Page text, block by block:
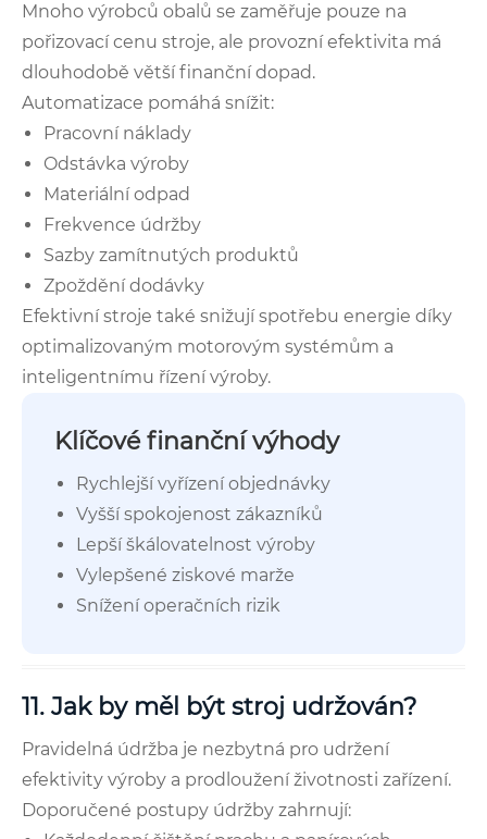
Mnoho výrobců obalů se zaměřuje pouze na
pořizovací cenu stroje, ale provozní efektivita má
dlouhodobě větší finanční dopad.
Automatizace pomáhá snížit:
Pracovní náklady
Odstávka výroby
Materiální odpad
Frekvence údržby
Sazby zamítnutých produktů
Zpoždění dodávky
Efektivní stroje také snižují spotřebu energie díky
optimalizovaným motorovým systémům a
inteligentnímu řízení výroby.
Klíčové finanční výhody
Rychlejší vyřízení objednávky
Vyšší spokojenost zákazníků
Lepší škálovatelnost výroby
Vylepšené ziskové marže
Snížení operačních rizik
11. Jak by měl být stroj udržován?
Pravidelná údržba je nezbytná pro udržení
efektivity výroby a prodloužení životnosti zařízení.
Doporučené postupy údržby zahrnují: